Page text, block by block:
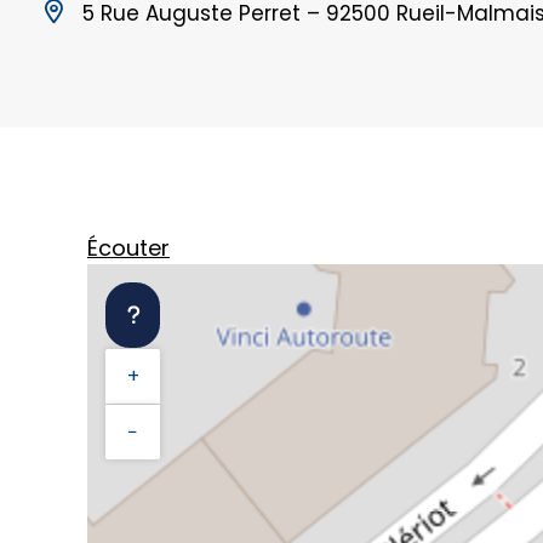
5 Rue Auguste Perret – 92500 Rueil-
Écouter
+
−